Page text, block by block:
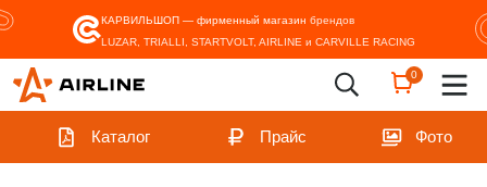
КАРВИЛЬШОП — фирменный магазин брендов
LUZAR, TRIALLI, STARTVOLT, AIRLINE и CARVILLE RACING
0
Каталог Прайс Фото